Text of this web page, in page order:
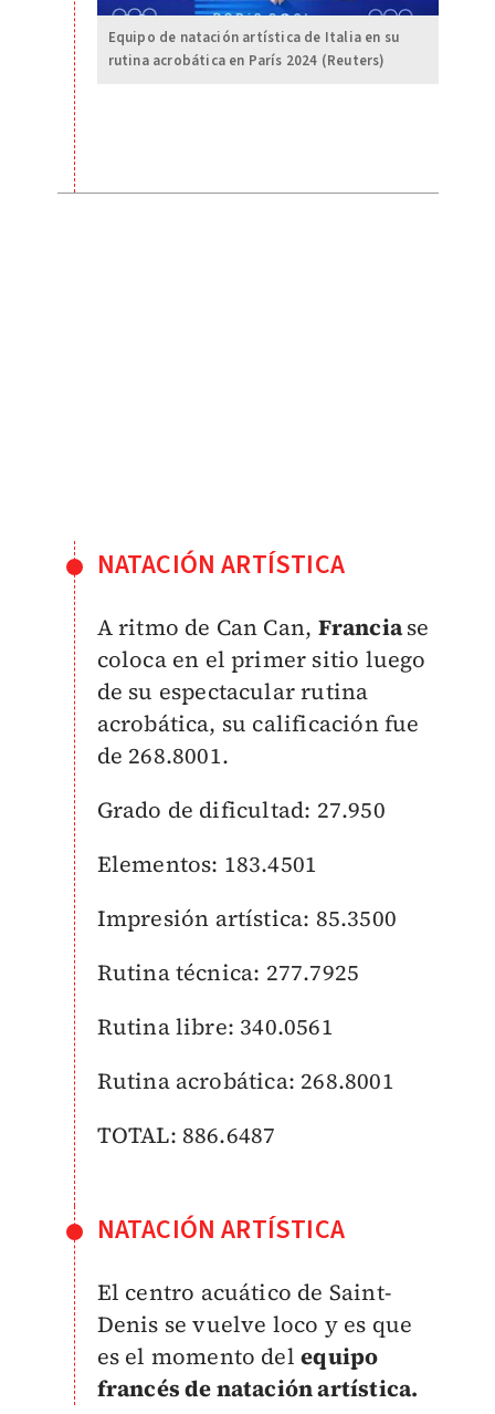
Equipo de natación artística de Italia en su
rutina acrobática en París 2024 (Reuters)
NATACIÓN ARTÍSTICA
A ritmo de Can Can, Franciase
coloca en el primer sitio luego
de su espectacular rutina
acrobática, su calificación fue
de 268.8001.
Grado de dificultad: 27.950
Elementos: 183.4501
Impresión artística: 85.3500
Rutina técnica: 277.7925
Rutina libre: 340.0561
Rutina acrobática: 268.8001
TOTAL: 886.6487
NATACIÓN ARTÍSTICA
El centro acuático de Saint-
Denis se vuelve loco y es que
es el momento delequipo
francés de natación artística.